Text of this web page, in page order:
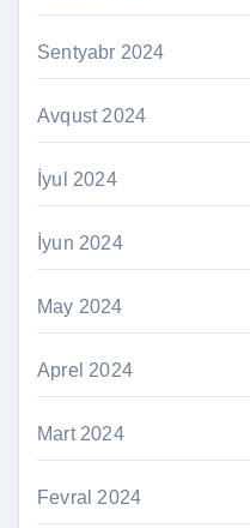
Sentyabr 2024
Avqust 2024
İyul 2024
İyun 2024
May 2024
Aprel 2024
Mart 2024
Fevral 2024